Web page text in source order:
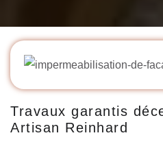
Travaux garantis
Artisan Reinhard